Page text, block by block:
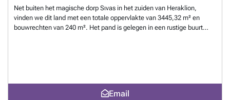
Net buiten het magische dorp Sιvas in het zuiden van Heraklion,
vinden we dit land met een totale oppervlakte van 3445,32 m² en
bouwrechten van 240 m². Het pand is gelegen in een rustige buurt
dorp Sivas met zijn tavernes en winkels slechts een paar meter van
Want to know more?
Email